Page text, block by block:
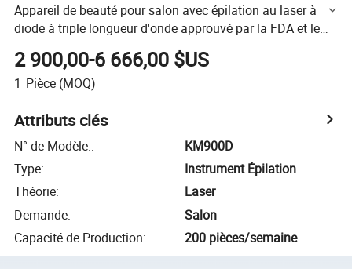
Appareil de beauté pour salon avec épilation au laser à
diode à triple longueur d'onde approuvé par la FDA et le
marquage CE médical 2400W 4 755 808 940 1064 808nm
2 900,00-6 666,00 $US
1 Pièce (MOQ)
Attributs clés
N° de Modèle.:
KM900D
Type:
Instrument Épilation
Théorie:
Laser
Demande:
Salon
Capacité de Production: 200 pièces/semaine